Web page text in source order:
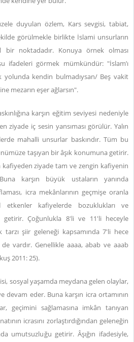
duyulan özlem, Kars sevgisi, tabiat,
görülmekle birlikte İslami unsurların
bir noktadadır. Konuya örnek olması
ifadeleri görmek mümkündür: "İslam’ı
yolunda kendin bulmadıysan/ Beş vakit
mezarın eşer ağlarsın".
karşın eğitim seviyesi nedeniyle
ziyade iç sesin yansıması görülür. Yalın
mahalli unsurlar baskındır. Tüm bu
taşıyan bir âşık konumuna getirir.
kafiyeden ziyade tam ve zengin kafiyenin
karşın büyük ustaların yanında
icra mekânlarının geçmişe oranla
etkenler kafiyelerde bozuklukları ve
getirir. Çoğunlukla 8'li ve 11'li heceyle
tarzı şiir geleneği kapsamında 7'li hece
vardır. Genellikle aaaa, abab ve aaab
2011: 25).
sosyal yaşamda meydana gelen olaylar,
devam eder. Buna karşın icra ortamının
geçimini sağlamasına imkân tanıyan
icrasını zorlaştırdığından geleneğin
umutsuzluğu getirir. Âşığın ifadesiyle,